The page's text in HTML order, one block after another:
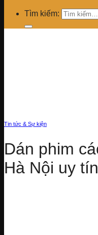
Tìm kiếm:
Tin tức & Sự kiện
Dán phim
Hà Nội uy